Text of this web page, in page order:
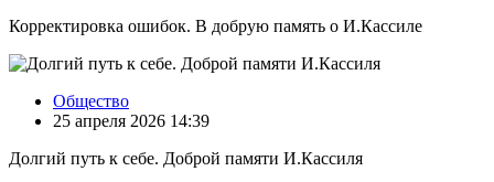
Корректировка ошибок. В добрую память о И.Кассиле
Общество
25 апреля 2026 14:39
Долгий путь к себе. Доброй памяти И.Кассиля